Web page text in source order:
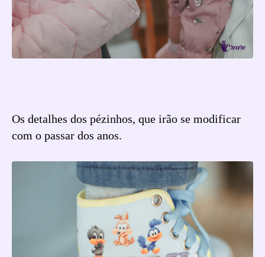
Os detalhes dos pézinhos, que irão se modificar
com o passar dos anos.